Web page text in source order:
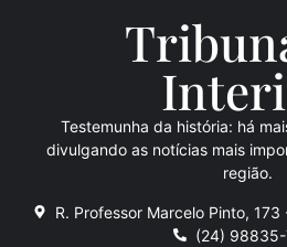
Inte
Testemunha da história: há
divulgando as notícias mais
região.
R. Professor Marcelo Pinto,
(24)